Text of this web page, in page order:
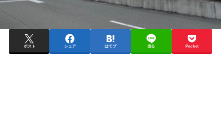
ポスト シェア はてブ 送る Pocket